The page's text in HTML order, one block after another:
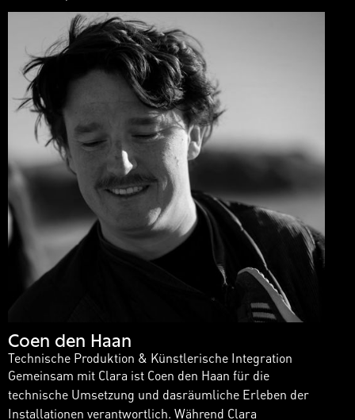
Coen den Haan
Technische Produktion & Künstlerische Integration
Gemeinsam mit Clara ist Coen den Haan für die
technische Umsetzung und dasräumliche Erleben der
Installationen verantwortlich. Während Clara